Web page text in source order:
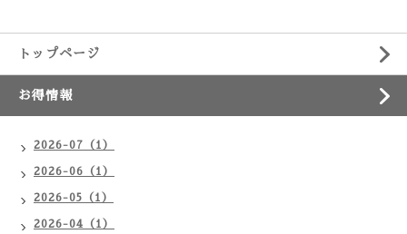
トップページ
お得情報
2026-07（1）
2026-06（1）
2026-05（1）
2026-04（1）